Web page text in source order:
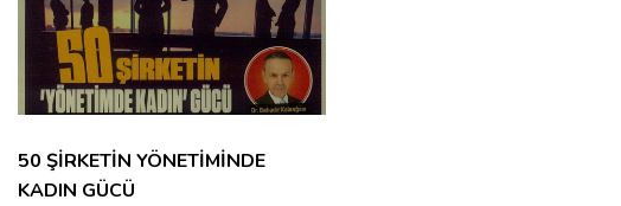
50 ŞİRKETİN YÖNETİMİNDE
KADIN GÜCÜ